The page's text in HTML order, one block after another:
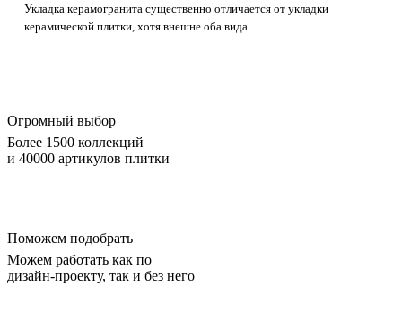
Укладка керамогранита существенно отличается от укладки
керамической плитки, хотя внешне оба вида...
Огромный выбор
Более 1500 коллекций
и 40000 артикулов плитки
Поможем подобрать
Можем работать как по
дизайн-проекту, так и без него